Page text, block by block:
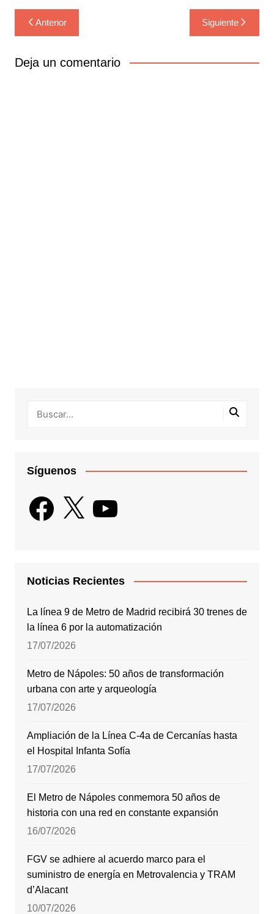
Navegación
de
entradas
Anterior Siguiente
Deja un comentario
Síguenos
Facebook
X YouTube
Noticias Recientes
La línea 9 de Metro de Madrid recibirá 30 trenes de
la línea 6 por la automatización
17/07/2026
Metro de Nápoles: 50 años de transformación
urbana con arte y arqueología
17/07/2026
Ampliación de la Línea C-4a de Cercanías hasta
el Hospital Infanta Sofía
17/07/2026
El Metro de Nápoles conmemora 50 años de
historia con una red en constante expansión
16/07/2026
FGV se adhiere al acuerdo marco para el
suministro de energía en Metrovalencia y TRAM
d’Alacant
10/07/2026